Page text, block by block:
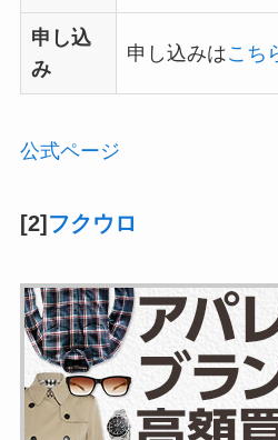
申し込
み
申し込みはこち
公式ページ
[2] フクウロ